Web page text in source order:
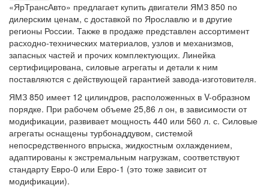
«ЯрТрансАвто» предлагает купить двигатели ЯМЗ 850 по
дилерским ценам, с доставкой по Ярославлю и в другие
регионы России. Также в продаже представлен ассортимент
расходно-технических материалов, узлов и механизмов,
запасных частей и прочих комплектующих. Линейка
сертифицирована, силовые агрегаты и детали к ним
поставляются с действующей гарантией завода-изготовителя.
ЯМЗ 850 имеет 12 цилиндров, расположенных в V-образном
порядке. При рабочем объеме 25,86 л он, в зависимости от
модификации, развивает мощность 440 или 560 л. с. Силовые
агрегаты оснащены турбонаддувом, системой
непосредственного впрыска, жидкостным охлаждением,
адаптированы к экстремальным нагрузкам, соответствуют
стандарту Евро-0 или Евро-1 (это тоже зависит от
модификации).